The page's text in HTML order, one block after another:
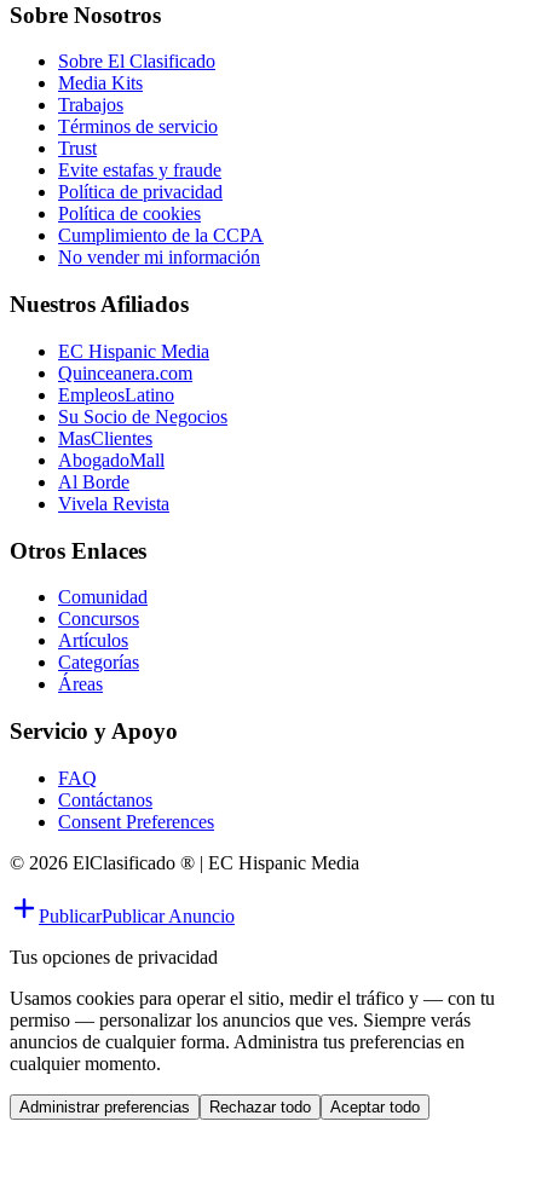
Sobre Nosotros
Sobre El Clasificado
Media Kits
Trabajos
Términos de servicio
Trust
Evite estafas y fraude
Política de privacidad
Política de cookies
Cumplimiento de la CCPA
No vender mi información
Nuestros Afiliados
EC Hispanic Media
Quinceanera.com
EmpleosLatino
Su Socio de Negocios
MasClientes
AbogadoMall
Al Borde
Vivela Revista
Otros Enlaces
Comunidad
Concursos
Artículos
Categorías
Áreas
Servicio y Apoyo
FAQ
Contáctanos
Consent Preferences
© 2026 ElClasificado ® | EC Hispanic Media
PublicarPublicar Anuncio
Tus opciones de privacidad
Usamos cookies para operar el sitio, medir el tráfico y — con tu
permiso — personalizar los anuncios que ves. Siempre verás
anuncios de cualquier forma. Administra tus preferencias en
cualquier momento.
Administrar preferencias Rechazar todo Aceptar todo